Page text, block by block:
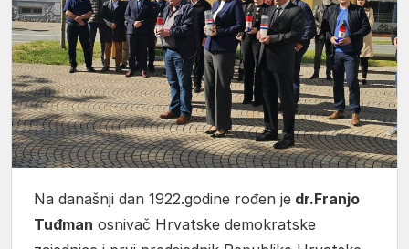
Na današnji dan 1922.godine rođen je dr.Franjo
Tuđman osnivač Hrvatske demokratske